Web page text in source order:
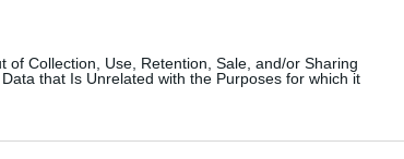
of Collection, Use, Retention, Sale, and/or Sharing
that Is Unrelated with the Purposes for which it